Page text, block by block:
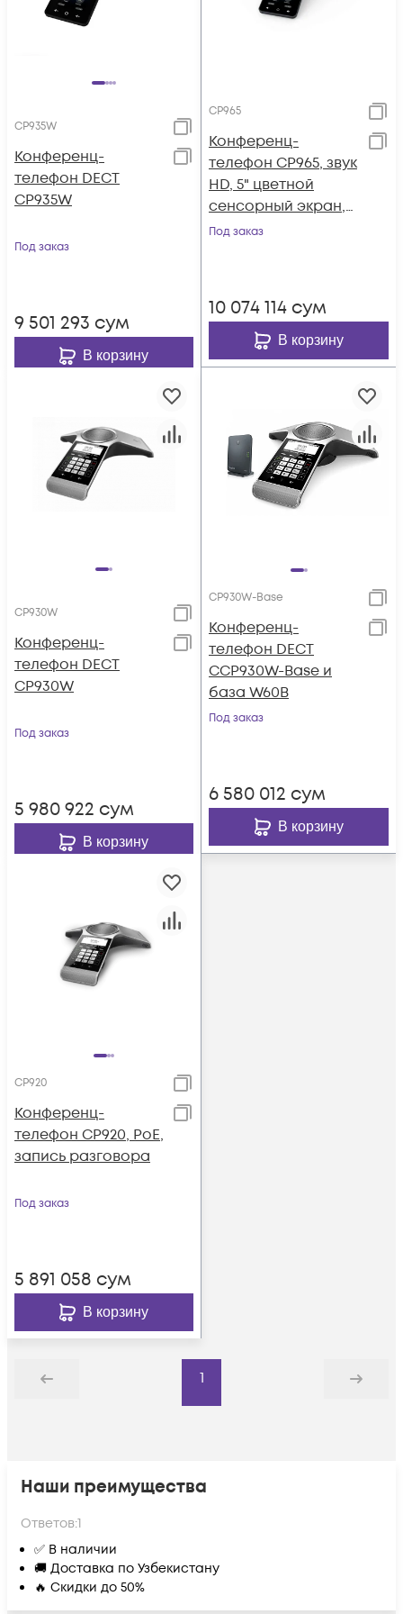
CP935W
Конференц-
телефон DECT
CP935W
Под заказ
9 501 293 сум
В корзину
CP965
Конференц-
телефон CP965, звук
HD, 5" цветной
сенсорный экран,
PoE, Wi-Fi, Bluetooth
Под заказ
10 074 114 сум
В корзину
CP930W
Конференц-
телефон DECT
CP930W
Под заказ
5 980 922 сум
В корзину
CP930W-Base
Конференц-
телефон DECT
CCP930W-Base и
база W60B
Под заказ
6 580 012 сум
В корзину
CP920
Конференц-
телефон CP920, PoE,
запись разговора
Под заказ
5 891 058 сум
В корзину
Назад
1
Дальше
Наши преимущества
Ответов:1
✅ В наличии
🚚 Доставка по Узбекистану
🔥 Скидки до 50%